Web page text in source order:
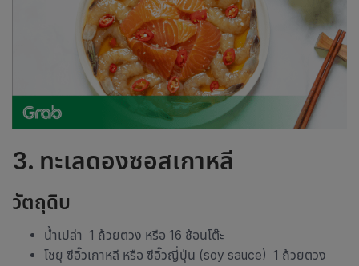
3. ทะเลดองซอสเกาหลี
วัตถุดิบ
น้ำเปล่า 1 ถ้วยตวง หรือ 16 ช้อนโต๊ะ
โชยุ ซีอิ๊วเกาหลี หรือ ซีอิ๊วญี่ปุ่น (soy sauce) 1 ถ้วยตวง